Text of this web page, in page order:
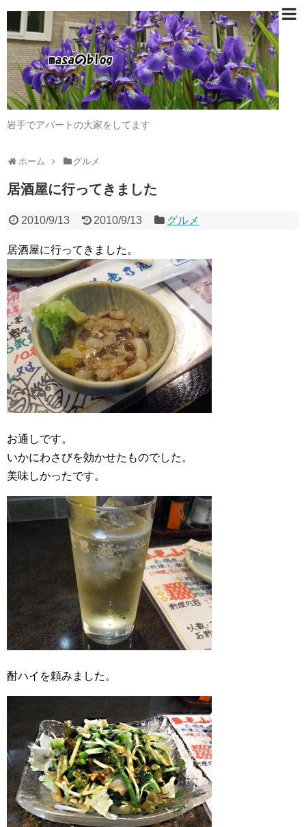
岩手でアパートの大家をしてます
ホーム グルメ
居酒屋に行ってきました
2010/9/13 2010/9/13 グルメ
居酒屋に行ってきました。
お通しです。
いかにわさびを効かせたものでした。
美味しかったです。
酎ハイを頼みました。